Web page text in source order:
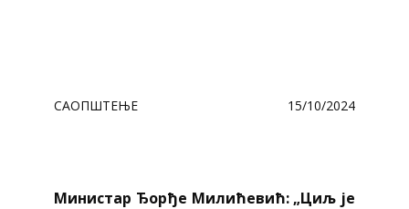
САОПШТЕЊЕ 15/10/2024
Министар Ђорђе Милићевић: „Циљ је